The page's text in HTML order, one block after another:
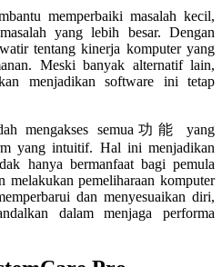
memperbaiki masalah kecil,
yang lebih besar. Dengan
tentang kinerja komputer yang
Meski banyak alternatif lain,
menjadikan software ini tetap
mengakses semua功能 yang
yang intuitif. Hal ini menjadikan
hanya bermanfaat bagi pemula
pemeliharaan komputer
dan menyesuaikan diri,
dalam menjaga performa